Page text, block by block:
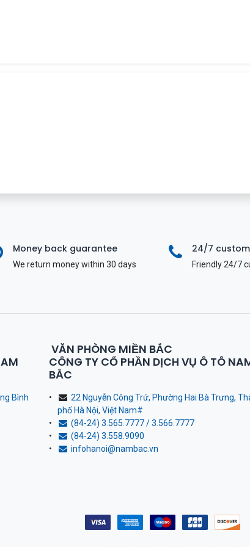
Money back guarantee
We return money within 30 days
24/7
Friendly 24/7
Bình
VĂN PHÒNG MIỀN BẮC
CÔNG TY CỔ PHẦN DỊCH VỤ Ô TÔ
BẮC
22 Nguyễn Công Trứ, Phường Hai Bà Trưng,
phố Hà Nội, Việt Nam#
(84-24) 3.565.7777 / 3.566.7777
(84-24) 3.558.9090
infohanoi@nambac.vn